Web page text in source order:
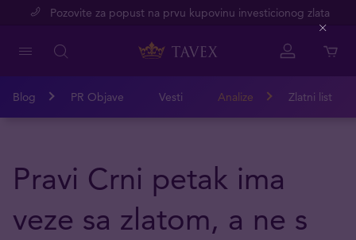
Pozovite za popust na prvu kupovinu investicionog zlata
Blog PR Objave Vesti Analize Zlatni list
Pravi Crni petak ima
veze sa zlatom, a ne s
Close